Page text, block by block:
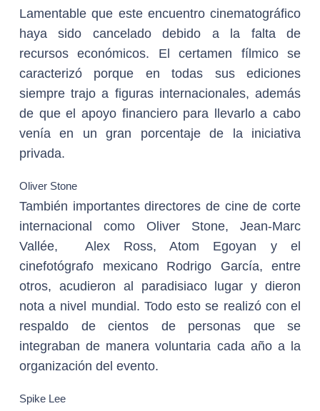
Lamentable que este encuentro cinematográfico
haya sido cancelado debido a la falta de
recursos económicos. El certamen fílmico se
caracterizó porque en todas sus ediciones
siempre trajo a figuras internacionales, además
de que el apoyo financiero para llevarlo a cabo
venía en un gran porcentaje de la iniciativa
privada.
Oliver Stone
También importantes directores de cine de corte
internacional como Oliver Stone, Jean-Marc
Vallée, Alex Ross, Atom Egoyan y el
cinefotógrafo mexicano Rodrigo García, entre
otros, acudieron al paradisiaco lugar y dieron
nota a nivel mundial. Todo esto se realizó con el
respaldo de cientos de personas que se
integraban de manera voluntaria cada año a la
organización del evento.
Spike Lee